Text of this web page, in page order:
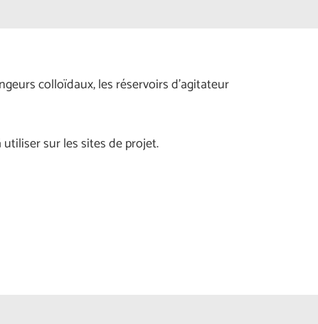
colloïdaux, les réservoirs d’agitateur
sur les sites de projet.